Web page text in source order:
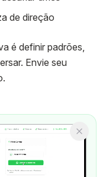
de direção
é definir padrões,
Envie seu